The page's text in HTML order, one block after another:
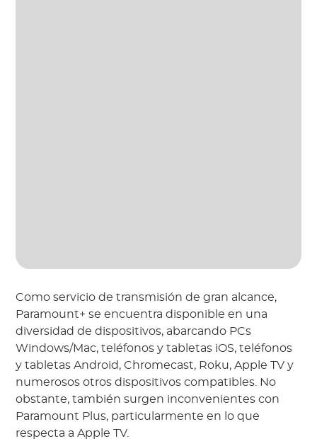
Como servicio de transmisión de gran alcance,
Paramount+ se encuentra disponible en una
diversidad de dispositivos, abarcando PCs
Windows/Mac, teléfonos y tabletas iOS, teléfonos
y tabletas Android, Chromecast, Roku, Apple TV y
numerosos otros dispositivos compatibles. No
obstante, también surgen inconvenientes con
Paramount Plus, particularmente en lo que
respecta a Apple TV.